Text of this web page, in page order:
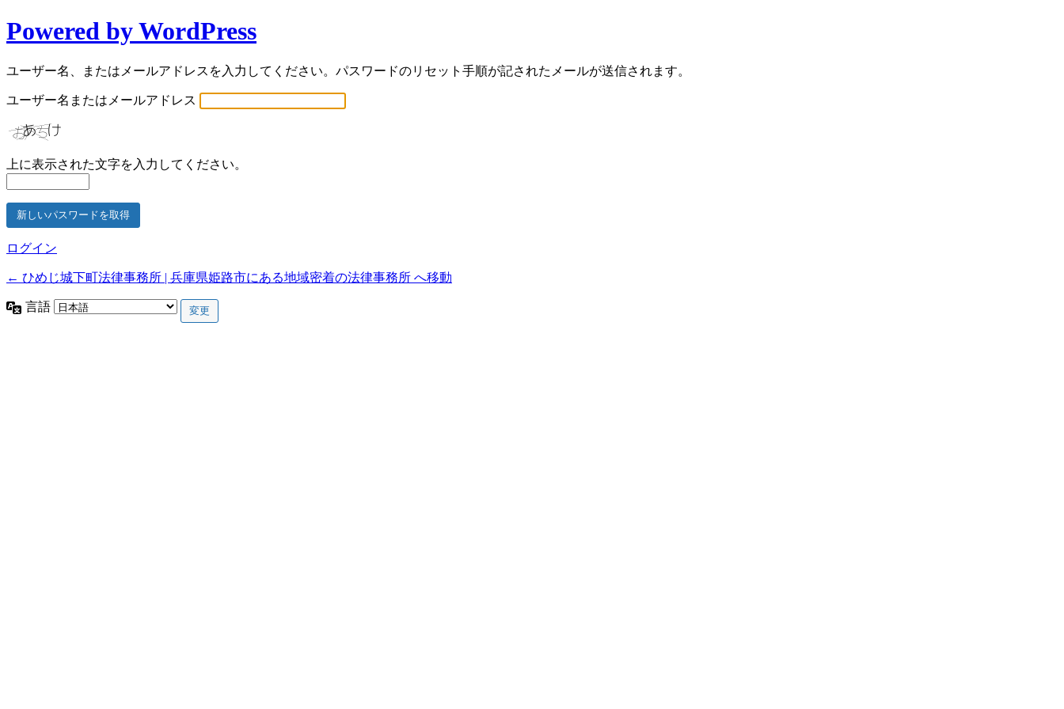
Powered by WordPress
ユーザー名、またはメールアドレスを入力してください。パスワードのリセット手順が記されたメールが送信されます。
ユーザー名またはメールアドレス
上に表示された文字を入力してください。
ログイン
← ひめじ城下町法律事務所 | 兵庫県姫路市にある地域密着の法律事務所 へ移動
言語